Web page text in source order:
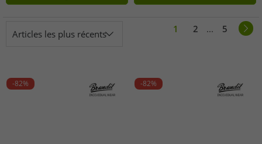
Articles les plus récents 1 2 ... 5
-82% -82%